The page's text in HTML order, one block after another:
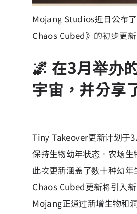
Mojang Studios近日公布
Chaos Cubed》的初步更新
🌌 在3月举办
宇宙，并分享
Tiny Takeover更新计划于
保持生物幼年状态。农场生
此次更新涵盖了数十种幼
Chaos Cubed更新将引入
Mojang正通过新增生物和